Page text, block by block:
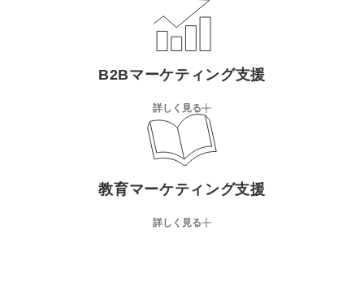
B2Bマーケティング支援
詳しく見る
教育マーケティング支援
詳しく見る